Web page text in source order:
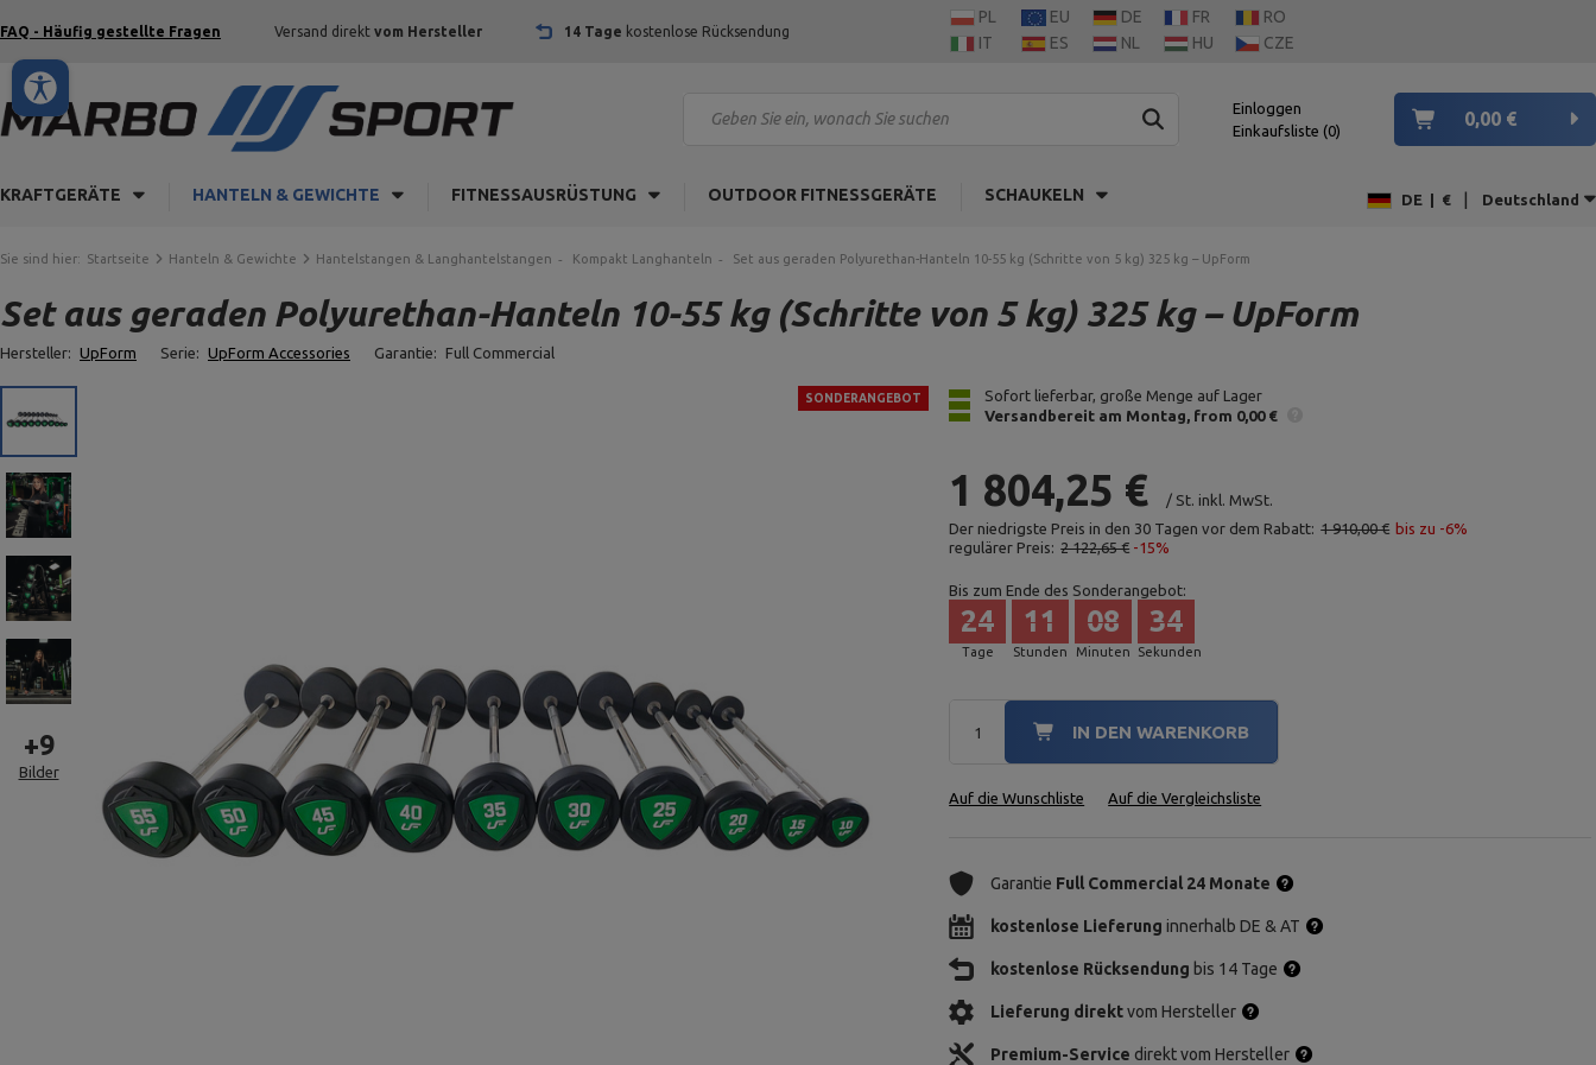
FAQ - Häufig gestellte Fragen Versand direkt vom Hersteller 14 Tage kostenlose Rücksendung
PL EU DE FR
RO
IT
ES NL HU CZE
Einloggen
Einkaufsliste 0
0,00 €
KRAFTGERÄTE HANTELN & GEWICHTE FITNESSAUSRÜSTUNG OUTDOOR FITNESSGERÄTE SCHAUKELN DE € | Deutschland
Sie sind hier: Startseite Hanteln & Gewichte Hantelstangen & Langhantelstangen Kompakt Langhanteln Set aus geraden Polyurethan-Hanteln 10-55 kg (Schritte von 5 kg) 325 kg – UpForm
Set aus geraden Polyurethan-Hanteln 10-55 kg (Schritte von 5 kg) 325 kg – UpForm
Hersteller: UpForm Serie: UpForm Accessories Garantie: Full Commercial
+9
Bilder
SONDERANGEBOT
Sofort lieferbar, große Menge auf Lager
Versandbereit am Montag from 0,00 €
1 804,25 € / St. inkl. MwSt.
Der niedrigste Preis in den 30 Tagen vor dem Rabatt: 1 910,00 € bis zu -6%
regulärer Preis: 2 122,65 € -15%
Bis zum Ende des Sonderangebot:
Tage
24
Stunden
11
Minuten
08
Sekunden
33
IN DEN WARENKORB
Auf die Wunschliste Auf die Vergleichsliste
Garantie Full Commercial 24 Monate
kostenlose Lieferung innerhalb DE & AT
kostenlose Rücksendung bis 14 Tage
Lieferung direktvom Hersteller
Premium-Service direkt vom Hersteller